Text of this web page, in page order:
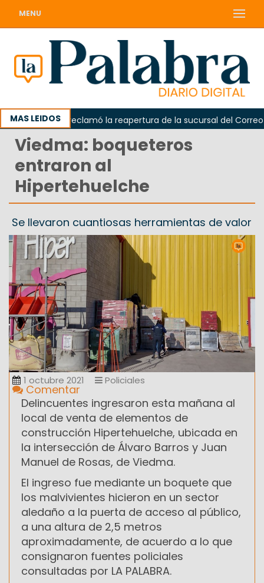
MENU
MAS LEIDOS
Odarda reclamó la reapertura de la sucursal del Correo
Viedma: boqueteros
entraron al
Hipertehuelche
Se llevaron cuantiosas herramientas de valor
1 octubre 2021 Policiales
Comentar
Delincuentes ingresaron esta mañana al
local de venta de elementos de
construcción Hipertehuelche, ubicada en
la intersección de Álvaro Barros y Juan
Manuel de Rosas, de Viedma.
El ingreso fue mediante un boquete que
los malvivientes hicieron en un sector
aledaño a la puerta de acceso al público,
a una altura de 2,5 metros
aproximadamente, de acuerdo a lo que
consignaron fuentes policiales
consultadas por LA PALABRA.